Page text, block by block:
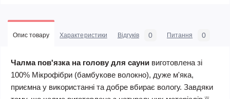
Опис товару Характеристики Відгуків 0 Питання 0
Чалма пов'язка на голову для сауни виготовлена зі
100% Мікрофібри (бамбукове волокно), дуже м'яка,
приємна у використанні та добре вбирає вологу. Завдяки